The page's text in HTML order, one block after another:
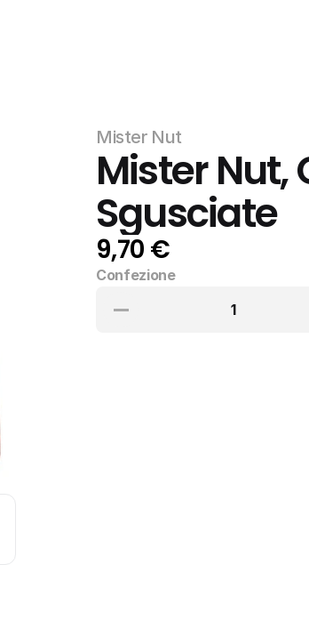
Mister Nut
Mister
Sgusciate
9,70 €
Confezione
1